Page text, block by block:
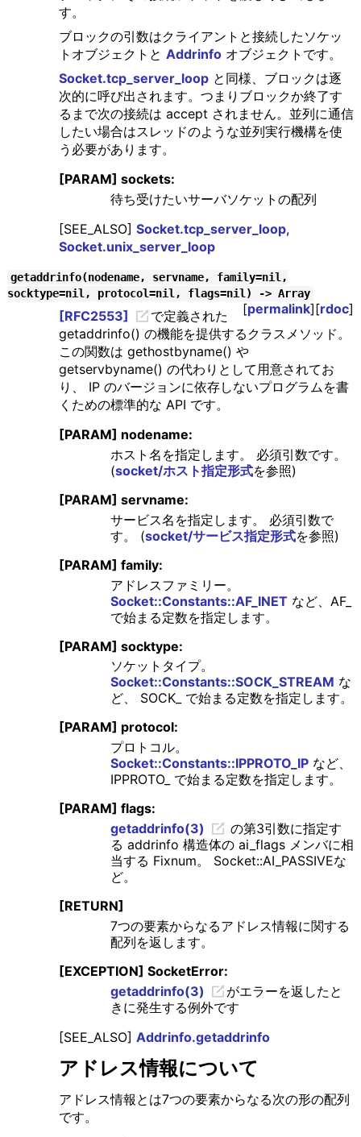
す。
ブロックの引数はクライアントと接続したソケッ
トオブジェクトと Addrinfoオブジェクトです。
Socket.tcp_server_loopと同様、ブロックは逐
次的に呼び出されます。つまりブロックか終了す
るまで次の接続は accept されません。並列に通信
したい場合はスレッドのような並列実行機構を使
う必要があります。
[PARAM] sockets:
待ち受けたいサーバソケットの配列
[SEE_ALSO] Socket.tcp_server_loop,
Socket.unix_server_loop
getaddrinfo(nodename, servname, family=nil,
socktype=nil, protocol=nil, flags=nil) -> Array
[permalink][rdoc]
[RFC2553]
で定義された
getaddrinfo() の機能を提供するクラスメソッド。
この関数は gethostbyname() や
getservbyname() の代わりとして用意されてお
り、 IP のバージョンに依存しないプログラムを書
くための標準的な API です。
[PARAM] nodename:
ホスト名を指定します。 必須引数です。
(socket/ホスト指定形式を参照)
[PARAM] servname:
サービス名を指定します。 必須引数で
す。 (socket/サービス指定形式を参照)
[PARAM] family:
アドレスファミリー。
Socket::Constants::AF_INET など、AF_
で始まる定数を指定します。
[PARAM] socktype:
ソケットタイプ。
Socket::Constants::SOCK_STREAM な
ど、 SOCK_ で始まる定数を指定します。
[PARAM] protocol:
プロトコル。
Socket::Constants::IPPROTO_IPなど、
IPPROTO_ で始まる定数を指定します。
[PARAM] flags:
getaddrinfo(3)
の第3引数に指定す
る addrinfo 構造体の ai_flags メンバに相
当する Fixnum。 Socket::AI_PASSIVEな
ど。
[RETURN]
7つの要素からなるアドレス情報に関する
配列を返します。
[EXCEPTION] SocketError:
getaddrinfo(3)
がエラーを返したと
きに発生する例外です
[SEE_ALSO] Addrinfo.getaddrinfo
アドレス情報について
アドレス情報とは7つの要素からなる次の形の配列
です。